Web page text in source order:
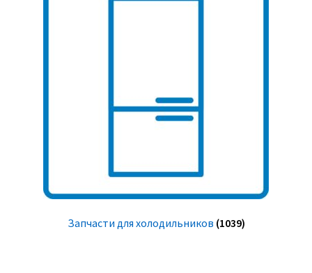
Запчасти для холодильников (1039)